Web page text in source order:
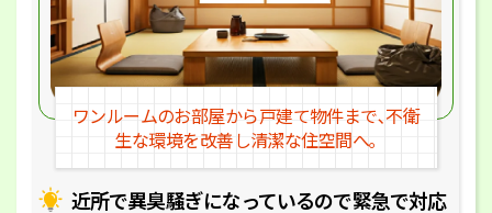
近所で異臭騒ぎになっているので緊急で対応
ワンルームのお部屋から戸建て物件まで､不衛
生な環境を改善し清潔な住空間へ｡